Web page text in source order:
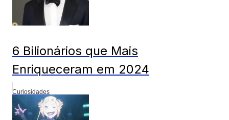
6 Bilionários que Mais
Enriqueceram em 2024
Curiosidades